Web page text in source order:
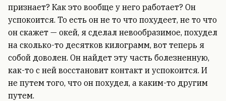
признает? Как это вообще у него работает? Он
успокоится. То есть он не то что похудеет, не то что
он скажет — окей, я сделал невообразимое, похудел
на сколько-то десятков килограмм, вот теперь я
собой доволен. Он найдет эту часть болезненную,
как-то с ней восстановит контакт и успокоится. И
не путем того, что он похудел, а каким-то другим
путем.